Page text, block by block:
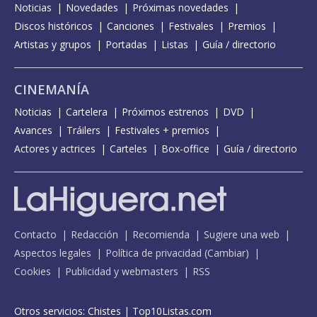
Noticias Novedades
Próximas novedades
Discos históricos
Canciones Festivales
Premios
Artistas y grupos
Portadas Listas Guía / directorio
CINEMANÍA
Noticias Cartelera Próximos estrenos
DVD
Avances
Tráilers
Festivales + premios
Actores y actrices
Carteles Box-office Guía / directorio
Contacto Redacción Recomienda
Sugiere una web
Aspectos legales
Política de privacidad (Cambiar)
Cookies
Publicidad y webmasters RSS
Otros servicios: Chistes | Top10Listas.com